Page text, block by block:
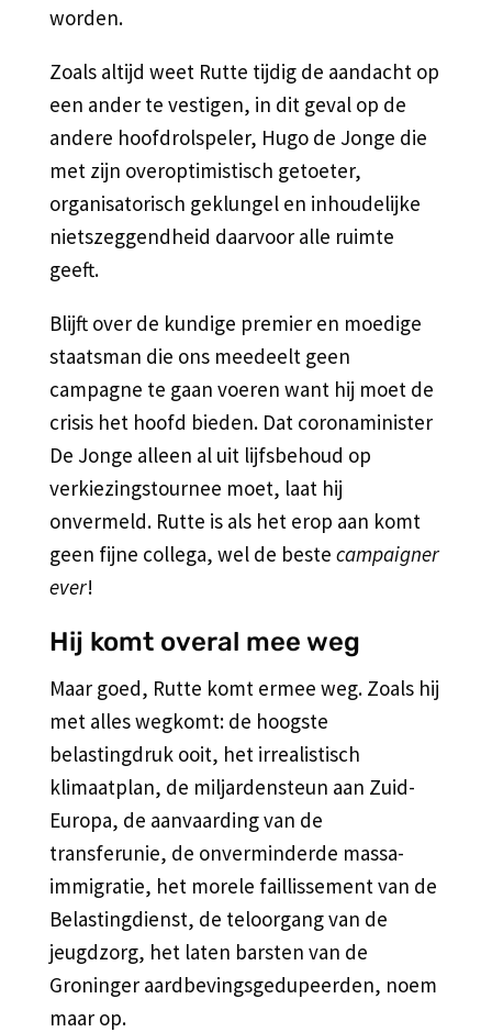
worden.
Zoals altijd weet Rutte tijdig de aandacht op
een ander te vestigen, in dit geval op de
andere hoofdrolspeler, Hugo de Jonge die
met zijn overoptimistisch getoeter,
organisatorisch geklungel en inhoudelijke
nietszeggendheid daarvoor alle ruimte
geeft.
Blijft over de kundige premier en moedige
staatsman die ons meedeelt geen
campagne te gaan voeren want hij moet de
crisis het hoofd bieden. Dat coronaminister
De Jonge alleen al uit lijfsbehoud op
verkiezingstournee moet, laat hij
onvermeld. Rutte is als het erop aan komt
geen fijne collega, wel de beste campaigner
ever!
Hij komt overal mee weg
Maar goed, Rutte komt ermee weg. Zoals hij
met alles wegkomt: de hoogste
belastingdruk ooit, het irrealistisch
klimaatplan, de miljardensteun aan Zuid-
Europa, de aanvaarding van de
transferunie, de onverminderde massa-
immigratie, het morele faillissement van de
Belastingdienst, de teloorgang van de
jeugdzorg, het laten barsten van de
Groninger aardbevingsgedupeerden, noem
maar op.